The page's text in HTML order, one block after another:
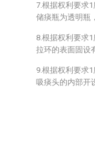
7.根据权利要求
储痰瓶为透明瓶
8.根据权利要求
拉环的表面固设
9.根据权利要求
吸痰头的内部开